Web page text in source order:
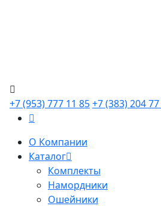
+7 (953) 777 11 85+7 (383) 204
О Компании
Каталог
Комплекты
Намордники
Ошейники